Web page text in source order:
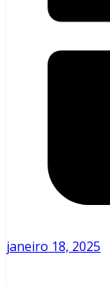
janeiro 18, 2025